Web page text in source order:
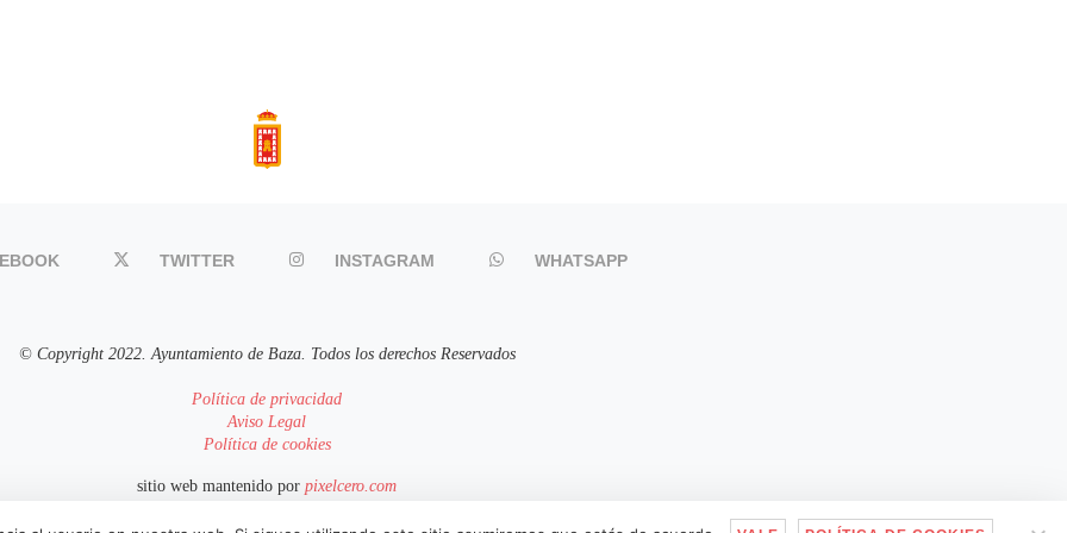
TWITTER INSTAGRAM WHATSAPP
© Copyright 2022. Ayuntamiento de Baza. Todos los derechos Reservados
Política de privacidad
Aviso Legal
Política de cookies
sitio web mantenido por pixelcero.com